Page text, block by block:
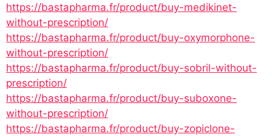
https://bastapharma.fr/product/buy-medikinet-
without-prescription/
https://bastapharma.fr/product/buy-oxymorphone-
without-prescription/
https://bastapharma.fr/product/buy-sobril-without-
prescription/
https://bastapharma.fr/product/buy-suboxone-
without-prescription/
https://bastapharma.fr/product/buy-zopiclone-